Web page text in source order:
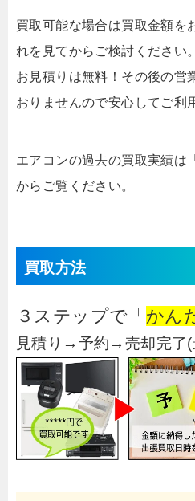
買取可能な場合は買取金額を
れを見てからご検討ください。
お見積りは無料！その後の営
おりませんので安心してご利
エアコンの過去の買取実績は「
からご覧ください。
買取方法
３ステップで「 かん
見積り→予約→売却完了(